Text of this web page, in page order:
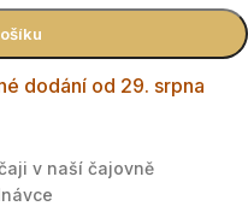
dodání od 29. srpna
v naší čajovně